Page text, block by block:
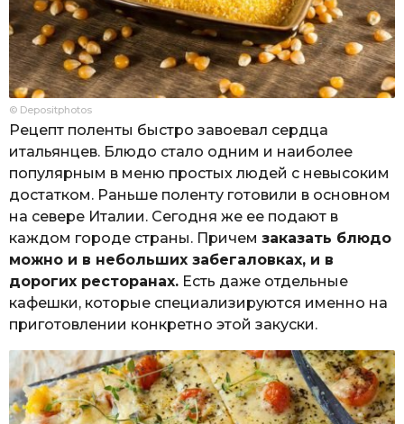
© Depositphotos
Рецепт поленты быстро завоевал сердца
итальянцев. Блюдо стало одним и наиболее
популярным в меню простых людей с невысоким
достатком. Раньше поленту готовили в основном
на севере Италии. Сегодня же ее подают в
каждом городе страны. Причем заказать блюдо
можно и в небольших забегаловках, и в
дорогих ресторанах. Есть даже отдельные
кафешки, которые специализируются именно на
приготовлении конкретно этой закуски.